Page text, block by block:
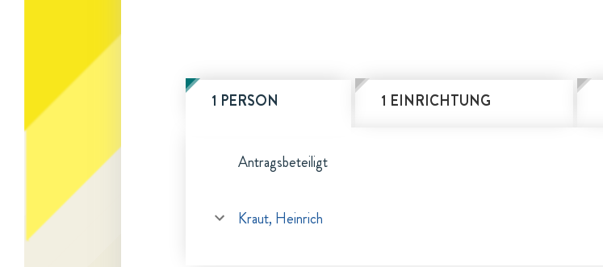
1 PERSON 1 EINRICHTUNG
Antragsbeteiligt
Kraut, Heinrich